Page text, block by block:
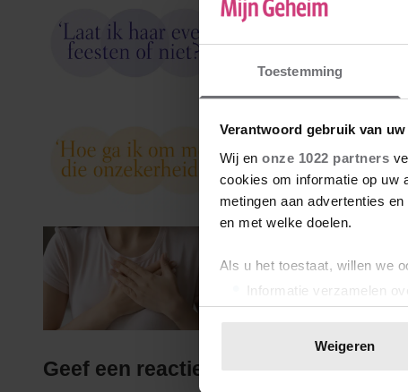
Toestemming
Verantwoord gebruik van uw
Wij en onze 1022 partners
cookies om informatie op uw
metingen aan advertenties
en met welke doelen.
Als u het toestaat, willen we
Informatie verzamelen
Uw apparaat
toestemming op elk moment
Weigeren
Sharon schaamt
Geef een reactie